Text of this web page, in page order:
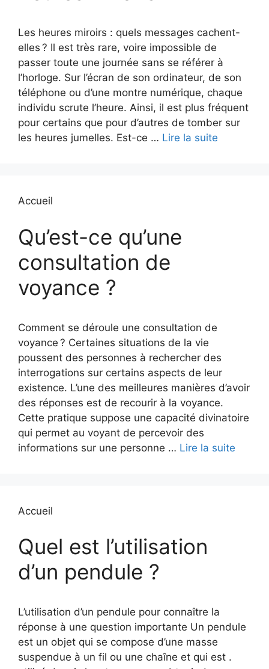
Les heures miroirs : quels messages cachent-
elles ? Il est très rare, voire impossible de
passer toute une journée sans se référer à
l’horloge. Sur l’écran de son ordinateur, de son
téléphone ou d’une montre numérique, chaque
individu scrute l’heure. Ainsi, il est plus fréquent
pour certains que pour d’autres de tomber sur
les heures jumelles. Est-ce … Lire la suite
Accueil
Qu’est-ce qu’une
consultation de
voyance ?
Comment se déroule une consultation de
voyance ? Certaines situations de la vie
poussent des personnes à rechercher des
interrogations sur certains aspects de leur
existence. L’une des meilleures manières d’avoir
des réponses est de recourir à la voyance.
Cette pratique suppose une capacité divinatoire
qui permet au voyant de percevoir des
informations sur une personne … Lire la suite
Accueil
Quel est l’utilisation
d’un pendule ?
L’utilisation d’un pendule pour connaître la
réponse à une question importante Un pendule
est un objet qui se compose d’une masse
suspendue à un fil ou une chaîne et qui est .